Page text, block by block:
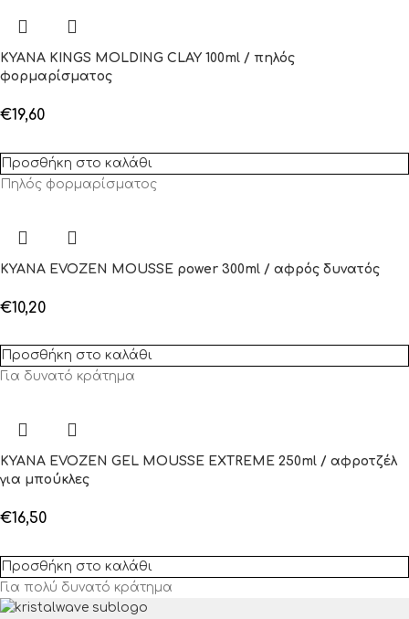
KYANA KINGS MOLDING CLAY 100ml / πηλός
φορμαρίσματος
€19,60
Προσθήκη στο καλάθι
Πηλός φορμαρίσματος
KYANA EVOZEN MOUSSE power 300ml / αφρός δυνατός
€10,20
Προσθήκη στο καλάθι
Για δυνατό κράτημα
KYANA EVOZEN GEL MOUSSE EXTREME 250ml / αφροτζέλ
για μπούκλες
€16,50
Προσθήκη στο καλάθι
Για πολύ δυνατό κράτημα